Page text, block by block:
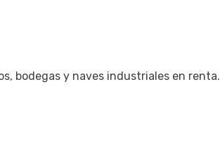
bodegas y naves industriales en renta.